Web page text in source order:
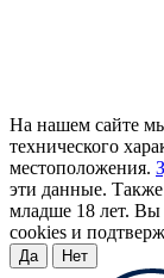
На нашем сайте
технического
местоположения.
эти данные.
младше 18 лет. Вы
cookies и
Да Нет